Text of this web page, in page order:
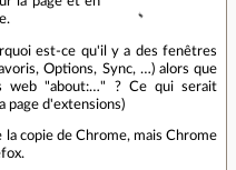
est-ce qu'il y a des fenêtres
Options, Sync, …) alors que
web "about:…" ? Ce qui serait
page d'extensions)
copie de Chrome, mais Chrome